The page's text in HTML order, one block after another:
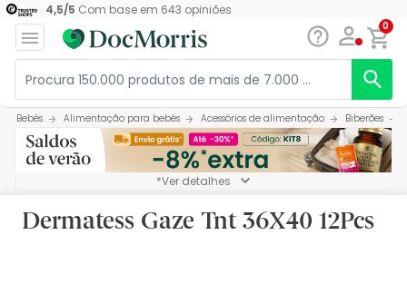
4,5/5 Com base em 643 opiniões
0
Bebés Alimentação para bebés Acessórios de alimentação Biberões
*Ver detalhes
Dermatess Gaze Tnt 36X40 12Pcs